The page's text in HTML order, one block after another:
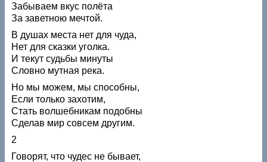
Забываем вкус полёта
За заветною мечтой.
В душах места нет для чуда,
Нет для сказки уголка.
И текут судьбы минуты
Словно мутная река.
Но мы можем, мы способны,
Если только захотим,
Стать волшебникам подобны
Сделав мир совсем другим.
2
Говорят, что чудес не бывает,